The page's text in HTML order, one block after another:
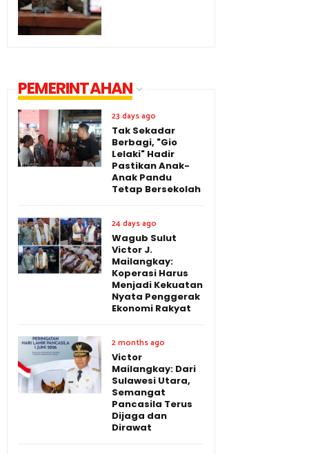
PEMERINTAHAN
23 days ago
Tak Sekadar
Berbagi, "Gio
Lelaki" Hadir
Pastikan Anak-
Anak Pandu
Tetap Bersekolah
24 days ago
Wagub Sulut
Victor J.
Mailangkay:
Koperasi Harus
Menjadi Kekuatan
Nyata Penggerak
Ekonomi Rakyat
2 months ago
Victor
Mailangkay: Dari
Sulawesi Utara,
Semangat
Pancasila Terus
Dijaga dan
Dirawat